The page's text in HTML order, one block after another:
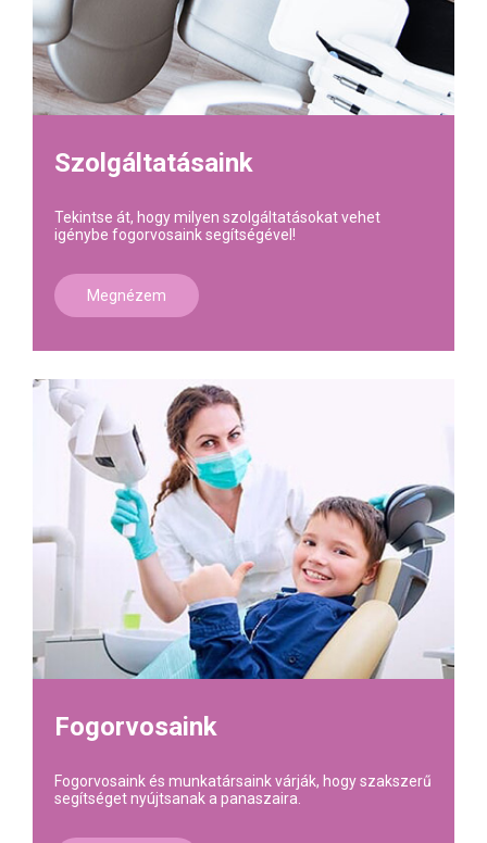
Szolgáltatásaink
Tekintse át, hogy milyen szolgáltatásokat vehet
igénybe fogorvosaink segítségével!
Megnézem
Fogorvosaink
Fogorvosaink és munkatársaink várják, hogy szakszerű
segítséget nyújtsanak a panaszaira.